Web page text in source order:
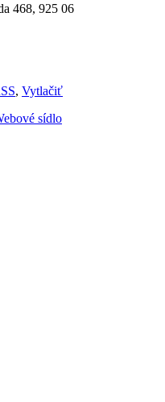
468, 925 06
, Vytlačiť
sídlo